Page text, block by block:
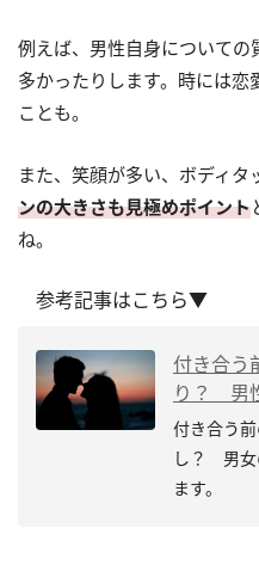
例えば、男性自身について
多かったりします。時には
ことも。
また、笑顔が多い、ボディタ
ンの大きさも見極めポイント
ね。
参考記事はこちら▼
付き合う
り？ 男
付き合う
し？ 男女
ます。